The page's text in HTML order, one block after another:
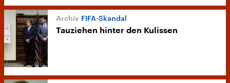
FIFA-Skandal
Tauziehen hinter den Kulissen